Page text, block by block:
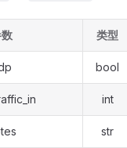
类型
bool
int
str